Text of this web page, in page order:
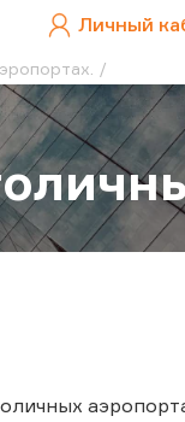
Личный